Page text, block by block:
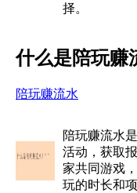
择。
什么是陪玩赚
陪玩赚流水
陪玩赚流水
活动，获取
家共同游戏
玩的时长和